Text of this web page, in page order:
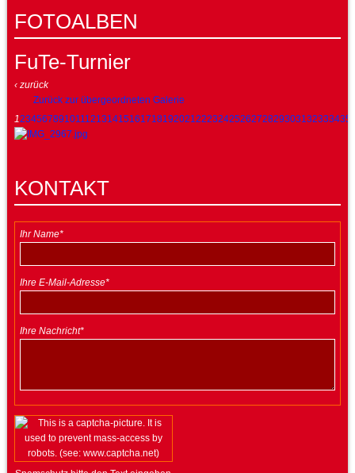
FOTOALBEN
FuTe-Turnier
‹ zurück
Zurück zur übergeordneten Galerie
1234567891011121314151617181920212223242526272829303132333435
KONTAKT
Ihr Name*
Ihre E-Mail-Adresse*
Ihre Nachricht*